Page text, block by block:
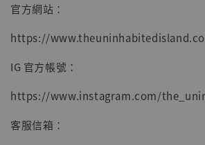
官方網站：
https://
IG 官方帳號：
https://www.instagram.com/
客服信箱：